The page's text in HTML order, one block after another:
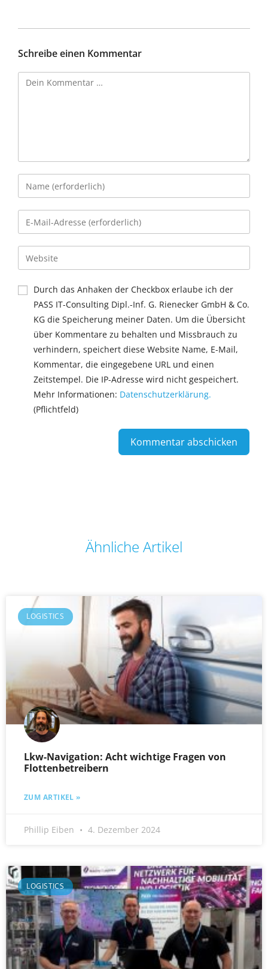
Schreibe einen Kommentar
Durch das Anhaken der Checkbox erlaube ich der
PASS IT-Consulting Dipl.-Inf. G. Rienecker GmbH & Co.
KG die Speicherung meiner Daten. Um die Übersicht
über Kommentare zu behalten und Missbrauch zu
verhindern, speichert diese Website Name, E-Mail,
Kommentar, die eingegebene URL und einen
Zeitstempel. Die IP-Adresse wird nicht gespeichert.
Mehr Informationen: Datenschutzerklärung.
(Pflichtfeld)
Ähnliche Artikel
LOGISTICS
Lkw-Navigation: Acht wichtige Fragen von
Flottenbetreibern
ZUM ARTIKEL »
Phillip Eiben 4. Dezember 2024
LOGISTICS